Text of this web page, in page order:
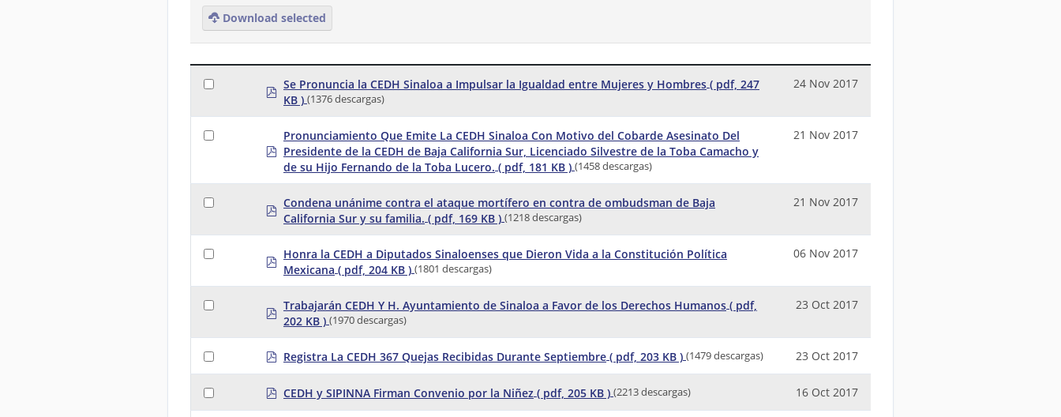
Download selected
p
d
f
Se Pronuncia la CEDH Sinaloa a Impulsar la Igualdad entre Mujeres y Hombres ( pdf, 247
KB ) (1376 descargas)
24 Nov 2017
p
d
Pronunciamiento Que Emite La CEDH Sinaloa Con Motivo del Cobarde Asesinato Del
Presidente de la CEDH de Baja California Sur, Licenciado Silvestre de la Toba Camacho y
de su Hijo Fernando de la Toba Lucero. ( pdf, 181 KB ) (1458 descargas)
21 Nov 2017
p
d
f
Condena unánime contra el ataque mortífero en contra de ombudsman de Baja
California Sur y su familia. ( pdf, 169 KB ) (1218 descargas)
21 Nov 2017
p
d
f
Honra la CEDH a Diputados Sinaloenses que Dieron Vida a la Constitución Política
Mexicana ( pdf, 204 KB ) (1801 descargas)
06 Nov 2017
p
d
f
Trabajarán CEDH Y H. Ayuntamiento de Sinaloa a Favor de los Derechos Humanos ( pdf,
202 KB ) (1970 descargas)
23 Oct 2017
p
d
Registra La CEDH 367 Quejas Recibidas Durante Septiembre ( pdf, 203 KB ) (1479 descargas) 23 Oct 2017
p
d
CEDH y SIPINNA Firman Convenio por la Niñez ( pdf, 205 KB ) (2213 descargas) 16 Oct 2017